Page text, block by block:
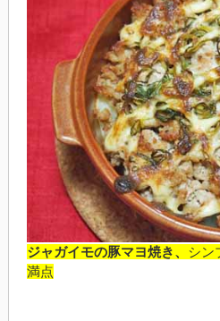
ジャガイモの豚マヨ焼き、 シン
満点